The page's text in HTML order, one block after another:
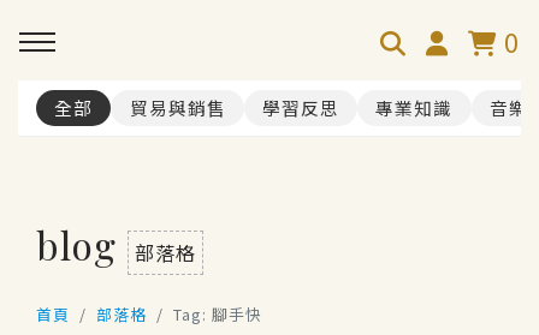
0
全部 貿易與銷售 學習反思 專業知識 音樂
blog 部落格
首頁 部落格 Tag: 腳手快